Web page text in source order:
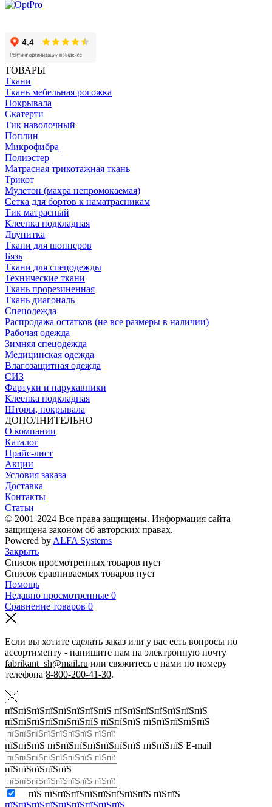
ТОВАРЫ
Ткани
Ткань мебельная рогожка
Покрывала
Скатерти
Тик наволочный
Поплин
Микрофибра
Полиэстер
Матрасная трикотажная ткань
Трикот
Мулетон (махра непромокаемая)
Сетка для бортов к наматрасникам
Тик матрасный
Клеенка подкладная
Двунитка
Ткани для шопперов
Бязь
Ткани для спецодежды
Технические ткани
Ткань прорезиненная
Ткань диагональ
Спецодежда
Распродажа остатков (не все размеры в наличии)
Рабочая одежда
Зимняя спецодежда
Медицинская одежда
Влагозащитная одежда
СИЗ
Фартуки и нарукавники
Клеенка подкладная
Шторы, покрывала
ДОПОЛНИТЕЛЬНО
О компании
Каталог
Прайс-лист
Акции
Условия заказа
Доставка
Контакты
Статьи
© 2001-2024 Все права защищены. Информация сайта
защищена законом об авторских правах.
Powered by ALFA Systems
Закрыть
Список просмотренных товаров пуст
Список сравниваемых товаров пуст
Помощь
Недавно просмотренные 0
Сравнение товаров 0
Если вы хотите сделать заказ или у вас есть вопросы по
ассортименту - напишите нам на электронную почту
fabrikant_sh@mail.ru или свяжитесь с нами по номеру
телефона 8-800-200-41-30.
пїЅпїЅпїЅпїЅпїЅпїЅпїЅпїЅ пїЅпїЅпїЅпїЅпїЅпїЅпїЅ
пїЅпїЅпїЅпїЅпїЅпїЅпїЅ пїЅпїЅпїЅ пїЅпїЅпїЅпїЅпїЅ
пїЅпїЅпїЅ пїЅпїЅпїЅпїЅпїЅпїЅпїЅ пїЅпїЅпїЅ E-mail
пїЅпїЅпїЅпїЅпїЅ
пїЅ пїЅпїЅпїЅпїЅпїЅпїЅпїЅпїЅ пїЅпїЅ